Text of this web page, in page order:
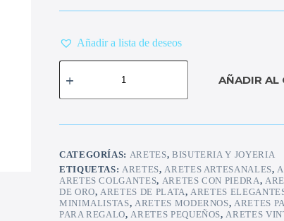
Añadir a lista de deseos
Aretes
de
cantidad
AÑADIR AL
CATEGORÍAS: ARETES, BISUTERIA Y JOYERIA
ETIQUETAS:ARETES,ARETES ARTESANALES,
ARETES COLGANTES, ARETES CON PIEDRA,
DE ORO,ARETES DE PLATA,ARETES
MINIMALISTAS,ARETES MODERNOS,ARETES
PARA REGALO,ARETES PEQUEÑOS,ARETES